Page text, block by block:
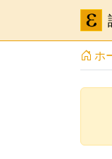
ホ